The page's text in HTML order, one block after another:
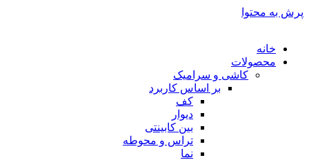
پرش به محتوا
خانه
محصولات
کاشی و سرامیک
بر اساس کاربرد
کف
دیوار
بین کابینتی
تراس و محوطه
نما